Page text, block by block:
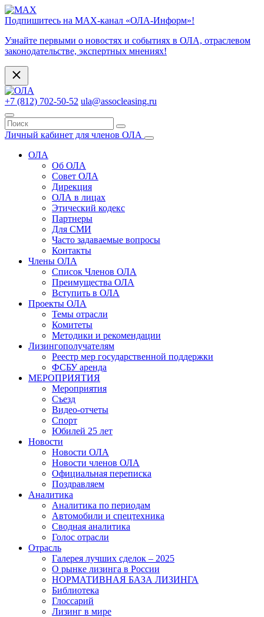
Подпишитесь на МАХ-канал «ОЛА-Информ»!
Узнайте первыми о новостях и событиях в ОЛА, отраслевом
законодательстве, экспертных мнениях!
+7 (812) 702-50-52 ula@assocleasing.ru
Личный кабинет для членов ОЛА
ОЛА
Об ОЛА
Совет ОЛА
Дирекция
ОЛА в лицах
Этический кодекс
Партнеры
Для СМИ
Часто задаваемые вопросы
Контакты
Члены ОЛА
Список Членов ОЛА
Преимущества ОЛА
Вступить в ОЛА
Проекты ОЛА
Темы отрасли
Комитеты
Методики и рекомендации
Лизингополучателям
Реестр мер государственной поддержки
ФСБУ аренда
МЕРОПРИЯТИЯ
Мероприятия
Съезд
Видео-отчеты
Спорт
Юбилей 25 лет
Новости
Новости ОЛА
Новости членов ОЛА
Официальная переписка
Поздравляем
Аналитика
Аналитика по периодам
Автомобили и спецтехника
Сводная аналитика
Голос отрасли
Отрасль
Галерея лучших сделок – 2025
О рынке лизинга в России
НОРМАТИВНАЯ БАЗА ЛИЗИНГА
Библиотека
Глоссарий
Лизинг в мире